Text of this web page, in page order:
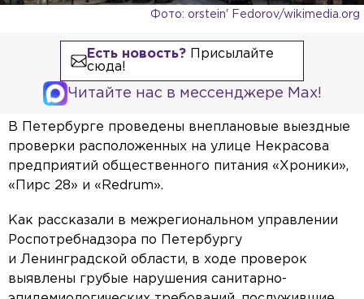
Фото: orstein' Fedorov/wikimedia.org
Есть новость?Присылайте
сюда!
Читайте нас в мессенджере Max!
В Петербурге проведены внеплановые выездные
проверки расположенных на улице Некрасова
предприятий общественного питания «Хроники»,
«Пирс 28» и «Redrum».
Как рассказали в межрегиональном управлении
Роспотребнадзора по Петербургу
и Ленинградской области, в ходе проверок
выявлены грубые нарушения санитарно-